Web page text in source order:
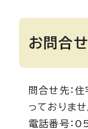
お問合
問合せ先：
っておりませ
電話番号：